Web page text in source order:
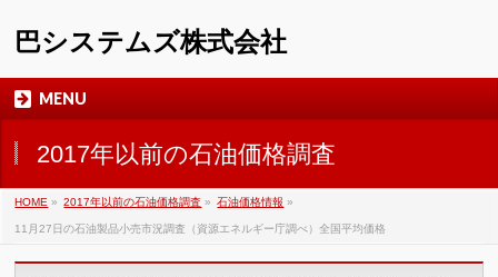
巴システムズ株式会社
MENU
2017年以前の石油価格調査
HOME » 2017年以前の石油価格調査 » 石油価格情報 »
11月27日の石油製品小売市況調査（資源エネルギー庁調べ）全国平均価格